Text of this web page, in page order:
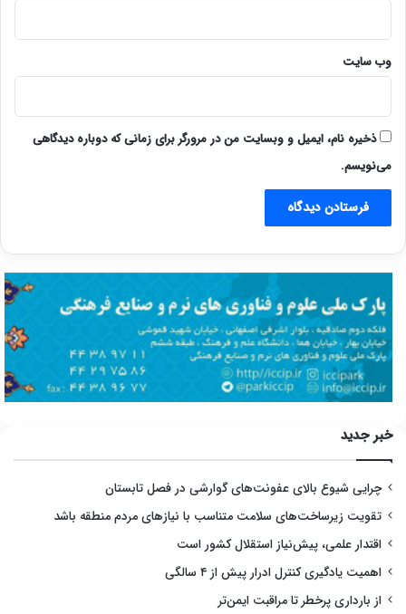
وب‌ سایت
ذخیره نام، ایمیل و وبسایت من در مرورگر برای زمانی که دوباره دیدگاهی
می‌نویسم.
خبر جدید
چرایی شیوع بالای عفونت‌های گوارشی در فصل تابستان
تقویت زیرساخت‌های سلامت متناسب با نیازهای مردم منطقه باشد
اقتدار علمی، پیش‌نیاز استقلال کشور است
اهمیت یادگیری کنترل ادرار پیش از ۴ سالگی
از بارداری پرخطر تا مراقبت ایمن‌تر